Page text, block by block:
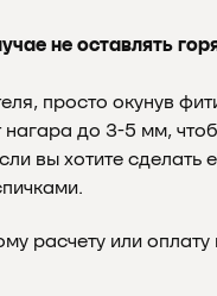
не оставлять
просто окунув
до 3-5 мм,
вы хотите сделать
расчету или оплату